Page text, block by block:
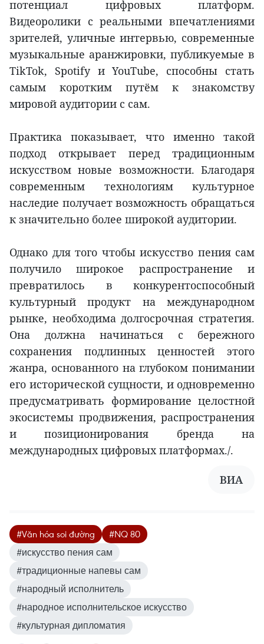
потенциал цифровых платформ.
Видеоролики с реальными впечатлениями
зрителей, уличные интервью, современные
музыкальные аранжировки, публикуемые в
TikTok, Spotify и YouTube, способны стать
самым коротким путём к знакомству
мировой аудитории с сам.
Практика показывает, что именно такой
подход открывает перед традиционным
искусством новые возможности. Благодаря
современным технологиям культурное
наследие получает возможность обращаться
к значительно более широкой аудитории.
Однако для того чтобы искусство пения сам
получило широкое распространение и
превратилось в конкурентоспособный
культурный продукт на международном
рынке, необходима долгосрочная стратегия.
Она должна начинаться с бережного
сохранения подлинных ценностей этого
жанра, основанного на глубоком понимании
его исторической сущности, и одновременно
предусматривать формирование целостной
экосистемы продвижения, распространения
и позиционирования бренда на
международных цифровых платформах./.
ВИА
#Văn hóa soi đường
#NQ 80
#искусство пения сам
#традиционные напевы сам
#народный исполнитель
#народное исполнительское искусство
#культурная дипломатия